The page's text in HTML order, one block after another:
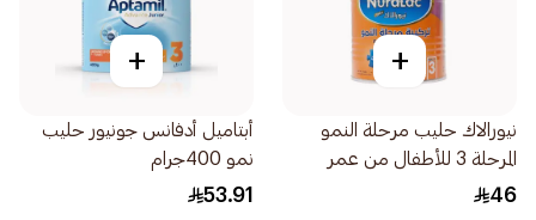
+
نيورالاك حليب مرحلة النمو
المرحلة 3 للأطفال من عمر
سنوات 400جرام
46
+
أبتاميل أدفانس جونيور حليب
نمو 400جرام
53.91